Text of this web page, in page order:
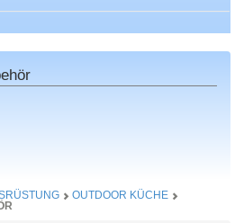
OUTDOOR KÜCHE